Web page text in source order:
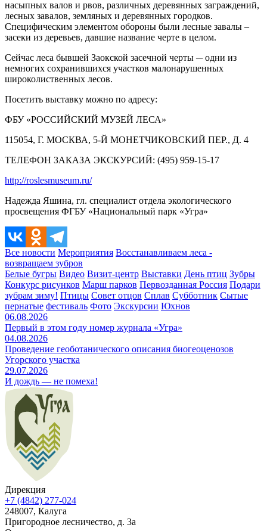
насыпных валов и рвов, различных деревянных заграждений,
лесных завалов, земляных и деревянных городков.
Специфическим элементом обороны были лесные завалы –
засеки из деревьев, давшие название черте в целом.
Сейчас леса бывшей Заокской засечной черты ─ одни из
немногих сохранившихся участков малонарушенных
широколиственных лесов.
Посетить выставку можно по адресу:
ФБУ «РОССИЙСКИЙ МУЗЕЙ ЛЕСА»
115054, Г. МОСКВА, 5-Й МОНЕТЧИКОВСКИЙ ПЕР., Д. 4
ТЕЛЕФОН ЗАКАЗА ЭКСКУРСИЙ: (495) 959-15-17
http://roslesmuseum.ru/
Надежда Яшина, гл. специалист отдела экологического
просвещения ФГБУ «Национальный парк «Угра»
Все новости Мероприятия Восстанавливаем леса -
возвращаем зубров
Белые бугры Видео Визит-центр Выставки День птиц Зубры
Конкурс рисунков Марш парков Первозданная Россия Подари
зубрам зиму! Птицы Совет отцов Сплав Субботник Сытые
пернатые фестиваль Фото Экскурсии Юхнов
06.08.2026
Первый в этом году номер журнала «Угра»
04.08.2026
Проведение геоботанического описания биогеоценозов
Угорского участка
29.07.2026
И дождь — не помеха!
Дирекция
+7 (4842) 277-024
248007, Калуга
Пригородное лесничество, д. 3а